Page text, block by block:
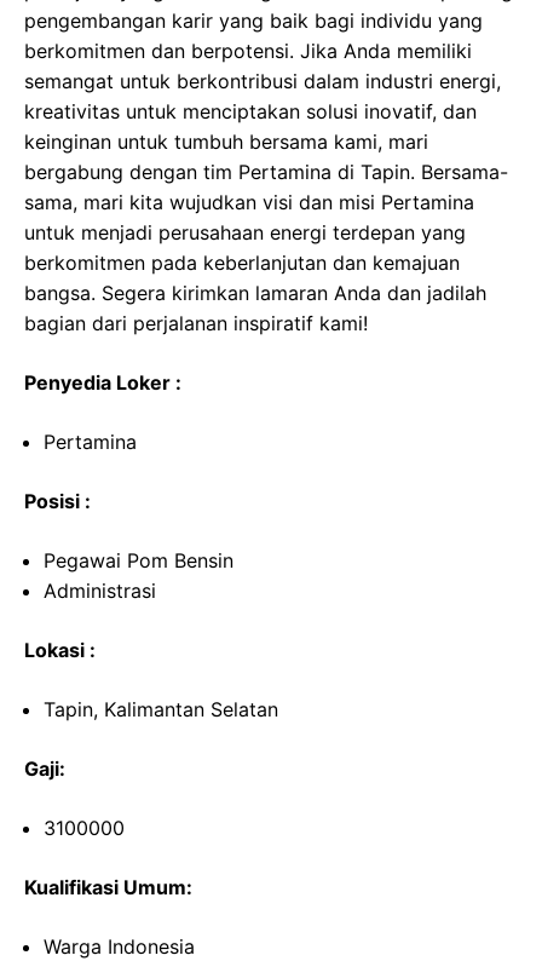
pengembangan karir yang baik bagi individu yang
berkomitmen dan berpotensi. Jika Anda memiliki
semangat untuk berkontribusi dalam industri energi,
kreativitas untuk menciptakan solusi inovatif, dan
keinginan untuk tumbuh bersama kami, mari
bergabung dengan tim Pertamina di Tapin. Bersama-
sama, mari kita wujudkan visi dan misi Pertamina
untuk menjadi perusahaan energi terdepan yang
berkomitmen pada keberlanjutan dan kemajuan
bangsa. Segera kirimkan lamaran Anda dan jadilah
bagian dari perjalanan inspiratif kami!
Penyedia Loker :
Pertamina
Posisi :
Pegawai Pom Bensin
Administrasi
Lokasi :
Tapin, Kalimantan Selatan
Gaji:
3100000
Kualifikasi Umum:
Warga Indonesia